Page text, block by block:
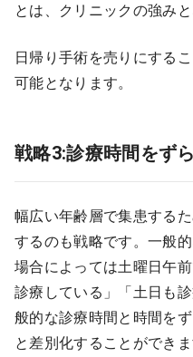
とは、クリニックの強みと
日帰り手術を売りにする
可能となります。
戦略3:診療時間をず
幅広い年齢層で集患する
するのも戦略です。一般
場合によっては土曜日午
診療している」「土日も
般的な診療時間と時間を
と差別化することができま